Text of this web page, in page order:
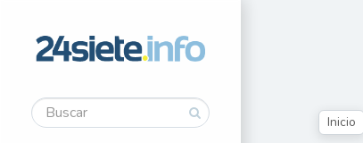
Inicio